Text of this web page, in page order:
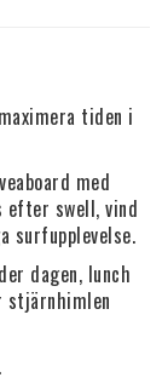
tiden i
med
efter swell, vind
surfupplevelse.
dagen, lunch
stjärnhimlen